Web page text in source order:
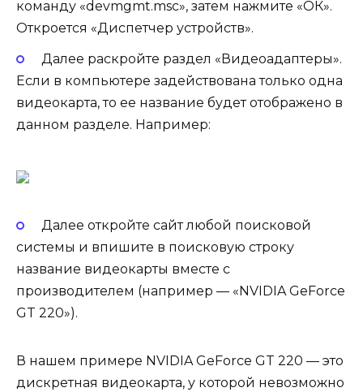
команду «devmgmt.msc», затем нажмите «ОК».
Откроется «Диспетчер устройств».
Далее раскройте раздел «Видеоадаптеры».
Если в компьютере задействована только одна
видеокарта, то ее название будет отображено в
данном разделе. Например:
Далее откройте сайт любой поисковой
системы и впишите в поисковую строку
название видеокарты вместе с
производителем (например — «NVIDIA GeForce
GT 220»).
В нашем примере NVIDIA GeForce GT 220 — это
дискретная видеокарта, у которой невозможно